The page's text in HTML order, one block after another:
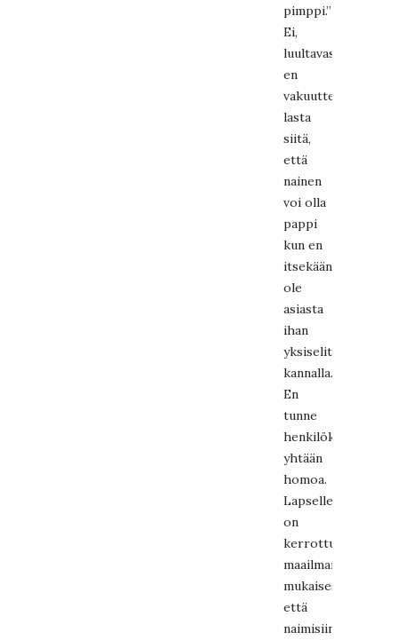
pimppi.”
Ei,
luultavasti
en
vakuuttelisi
lasta
siitä,
että
nainen
voi olla
pappi
kun en
itsekään
ole
asiasta
ihan
yksiselitteisellä
kannalla.
En
tunne
henkilökohtaisesti
yhtään
homoa.
Lapselle
on
kerrottu
mukaisesti,
että
naimisiin